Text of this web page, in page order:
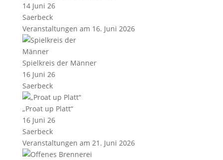
14 Juni 26
Saerbeck
Veranstaltungen am 16. Juni 2026
Spielkreis der Männer
16 Juni 26
Saerbeck
„Proat up Platt“
16 Juni 26
Saerbeck
Veranstaltungen am 21. Juni 2026